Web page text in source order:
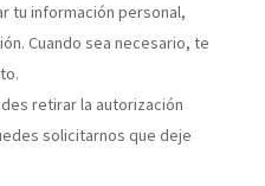
tu información personal,
Cuando sea necesario, te
retirar la autorización
solicitarnos que deje